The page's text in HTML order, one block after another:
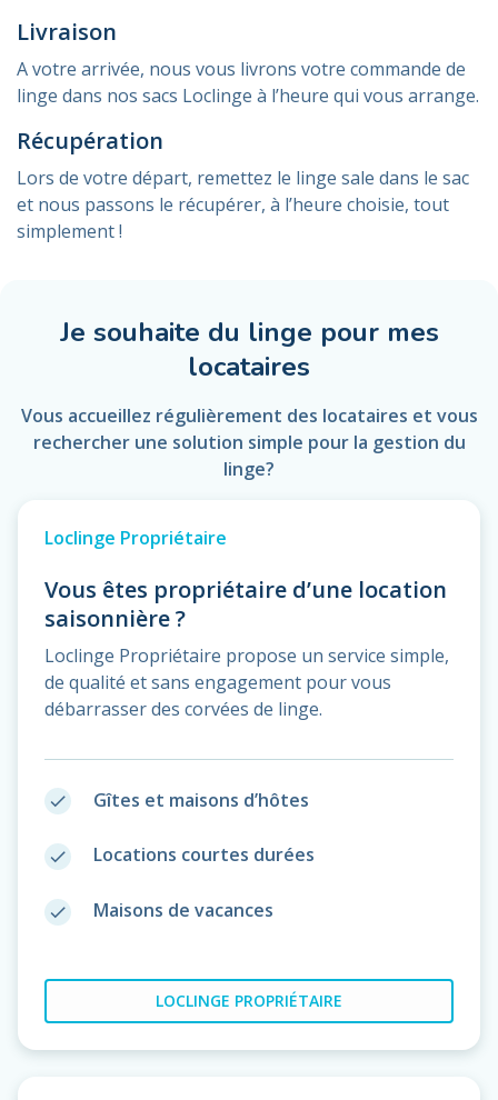
Livraison
A votre arrivée, nous vous livrons votre commande de
linge dans nos sacs Loclinge à l’heure qui vous arrange.
Récupération
Lors de votre départ, remettez le linge sale dans le sac
et nous passons le récupérer, à l’heure choisie, tout
simplement !
Je souhaite du linge pour mes
locataires
Vous accueillez régulièrement des locataires et vous
rechercher une solution simple pour la gestion du
linge?
Loclinge Propriétaire
Vous êtes propriétaire d’une location
saisonnière ?
Loclinge Propriétaire propose un service simple,
de qualité et sans engagement pour vous
débarrasser des corvées de linge.
done Gîtes et maisons d’hôtes
done Locations courtes durées
done Maisons de vacances
LOCLINGE PROPRIÉTAIRE